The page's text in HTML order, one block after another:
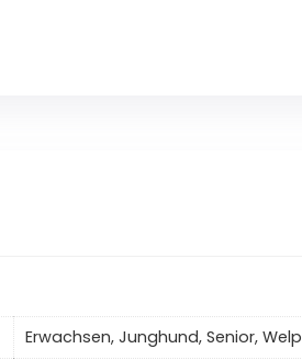
Erwachsen, Junghund, Senior,